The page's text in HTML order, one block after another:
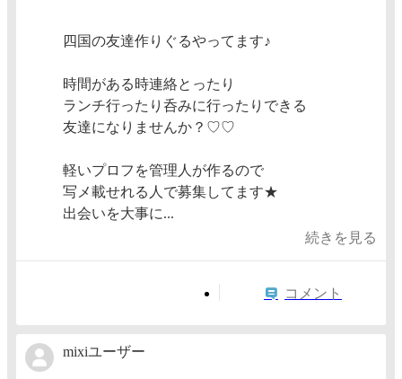
四国の友達作りぐるやってます♪
時間がある時連絡とったり
ランチ行ったり呑みに行ったりできる
友達になりませんか？♡♡
軽いプロフを管理人が作るので
写メ載せれる人で募集してます★
出会いを大事に...
続きを見る
コメント
mixiユーザー